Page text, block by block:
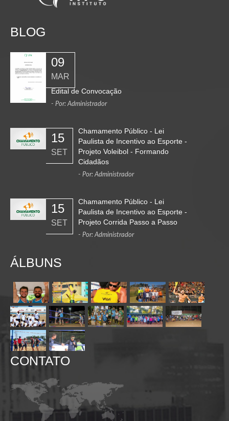
BLOG
09
MAR
Edital de Convocação
- Por: Administrador
15
SET
Chamamento Público - Lei
Paulista de Incentivo ao Esporte -
Projeto Voleibol - Formando
Cidadãos
- Por: Administrador
15
SET
Chamamento Público - Lei
Paulista de Incentivo ao Esporte -
Projeto Corrida Passo a Passo
- Por: Administrador
ÁLBUNS
CONTATO